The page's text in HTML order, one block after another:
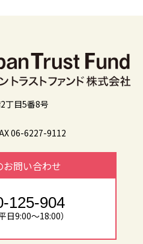
丁目5番8号
06-6227-9112
お問い合わせ
125-904
日9:00～18:00）